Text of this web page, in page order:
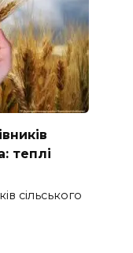
теплі
сільського